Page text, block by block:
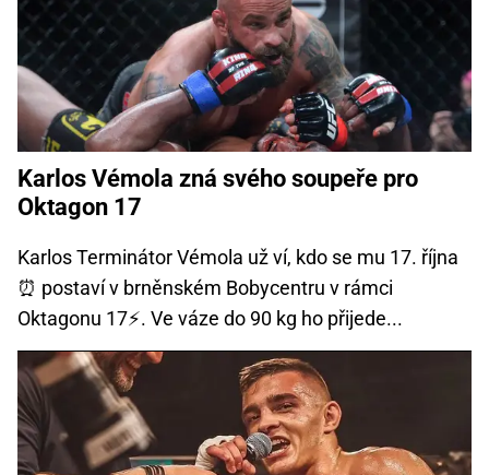
Karlos Vémola zná svého soupeře pro
Oktagon 17
Karlos Terminátor Vémola už ví, kdo se mu 17. října
⏰ postaví v brněnském Bobycentru v rámci
Oktagonu 17⚡. Ve váze do 90 kg ho přijede...